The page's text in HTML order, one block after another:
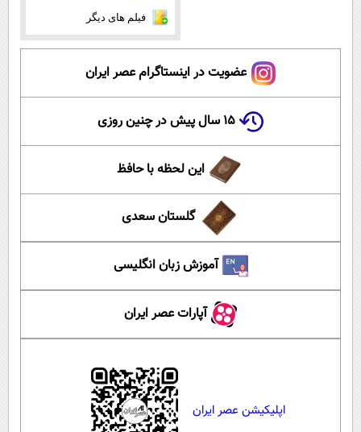
فیلم های دیگر
عضویت در اینستاگرام عصر ایران
۱۵ سال پیش در چنین روزی
این لحظه با حافظ
گلستان سعدی
آموزش زبان انگلیسی
آپارات عصر ایران
اپلیکیشن عصر ایران